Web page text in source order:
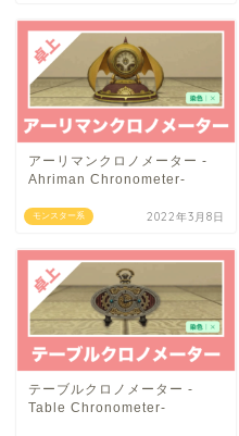
モンスター系
アーリマンクロノメーター -
Ahriman Chronometer-
2022年3月8日
テーブルクロノメーター -
Table Chronometer-